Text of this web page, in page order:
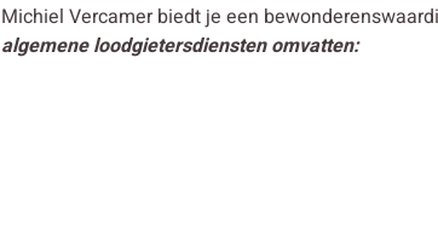
Michiel Vercamer biedt je een
algemene loodgietersdiensten omvatten: